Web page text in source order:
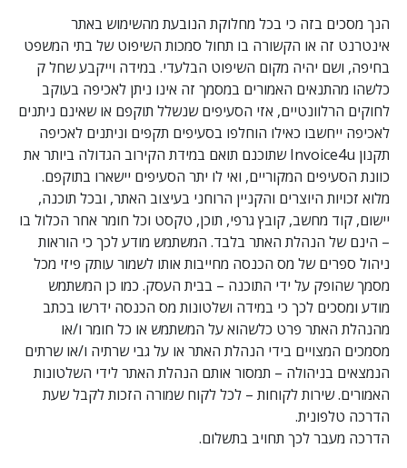
הנך מסכים בזה כי בכל מחלוקת הנובעת מהשימוש באתר
אינטרנט זה או הקשורה בו תחול סמכות השיפוט של בתי המשפט
בחיפה, ושם יהיה מקום השיפוט הבלעדי. במידה וייקבע שחל ק
כלשהו מהתנאים האמורים במסמך זה אינו ניתן לאכיפה בעוקב
לחוקים הרלוונטיים, אזי הסעיפים שנשלל תוקפם או שאינם ניתנים
לאכיפה ייחשבו כאילו הוחלפו בסעיפים תקפים וניתנים לאכיפה
תקנון Invoice4u שתוכנם תואם במידת הקירוב הגדולה ביותר את
כוונת הסעיפים המקוריים, ואי לו יתר הסעיפים יישארו בתוקפם.
מלוא זכויות היוצרים והקניין הרוחני בעיצוב האתר, ובכל תוכנה,
יישום, קוד מחשב, קובץ גרפי, תוכן, טקסט וכל חומר אחר הכלול בו
– הינם של הנהלת האתר בלבד. המשתמש מודע לכך כי הוראות
ניהול ספרים של מס הכנסה מחייבות אותו לשמור עותק פיזי מכל
מסמך שהופק על ידי התוכנה – בבית העסק. כמו כן המשתמש
מודע ומסכים לכך כי במידה ושלטונות מס הכנסה ידרשו בכתב
מהנהלת האתר פרט כלשהוא על המשתמש או כל חומר ו/או
מסמכים המצויים בידי הנהלת האתר או על גבי שרתיה ו/או שרתים
הנמצאים בניהולה – תמסור אותם הנהלת האתר לידי השלטונות
האמורים. שירות לקוחות – לכל לקוח שמורה הזכות לקבל שעת
הדרכה טלפונית.
הדרכה מעבר לכך תחויב בתשלום.